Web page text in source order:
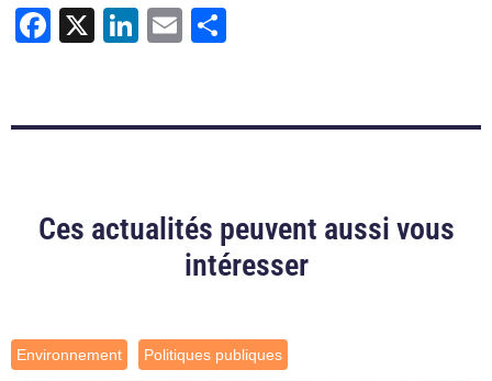
Facebook
X LinkedIn
Email
Ces actualités peuvent aussi vous
intéresser
Environnement Politiques publiques